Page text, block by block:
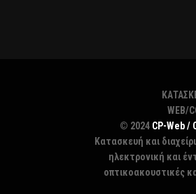
WEB/
© 2024 CP-Web /
Κατασκευή και
ηλεκτρονική και
οπτικοακουστικές